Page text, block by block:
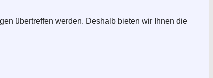
übertreffen werden. Deshalb bieten wir Ihnen die